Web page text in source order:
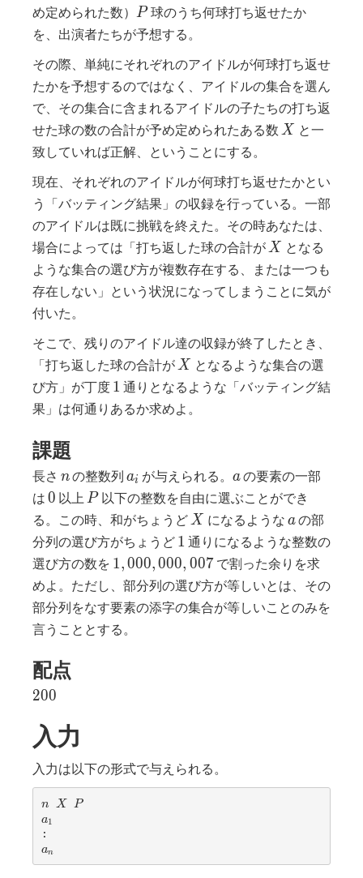
め定められた数）
P
P球のうち何球打ち返せたか
を、出演者たちが予想する。
その際、単純にそれぞれのアイドルが何球打ち返せ
たかを予想するのではなく、アイドルの集合を選ん
で、その集合に含まれるアイドルの子たちの打ち返
せた球の数の合計が予め定められたある数 X
X と一
致していれば正解、ということにする。
現在、それぞれのアイドルが何球打ち返せたかとい
う「バッティング結果」の収録を行っている。一部
のアイドルは既に挑戦を終えた。その時あなたは、
場合によっては「打ち返した球の合計が X
X となる
ような集合の選び方が複数存在する、または一つも
存在しない」という状況になってしまうことに気が
付いた。
そこで、残りのアイドル達の収録が終了したとき、
「打ち返した球の合計が X
X となるような集合の選
び方」が丁度 1
1 通りとなるような「バッティング結
果」は何通りあるか求めよ。
課題
長さ n
nの整数列 a_i
ai が与えられる。 a
aの要素の一部
は 0
0 以上 P
P以下の整数を自由に選ぶことができ
る。この時、和がちょうど X
X になるような a
aの部
分列の選び方がちょうど 1
1 通りになるような整数の
選び方の数を 1,000,000,007
1,000, 000, 007で割った余りを求
めよ。ただし、部分列の選び方が等しいとは、その
部分列をなす要素の添字の集合が等しいことのみを
言うこととする。
配点
200
200
入力
入力は以下の形式で与えられる。
n
n X
X P
P
a
_
1
a1
a
_
an